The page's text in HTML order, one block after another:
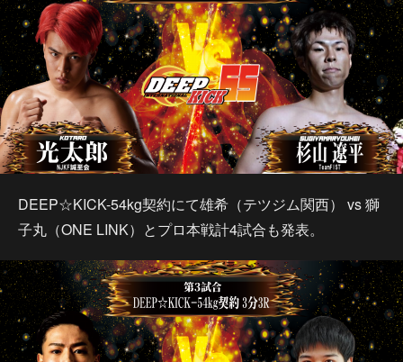
DEEP☆KICK-54kg契約にて雄希（テツジム関西） vs 獅
子丸（ONE LINK）とプロ本戦計4試合も発表。